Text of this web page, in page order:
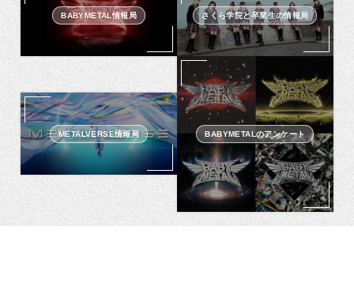
BABYMETAL情報局 さくら学院と卒業生の情報局
METALVERSE情報局 BABYMETALのアンケート